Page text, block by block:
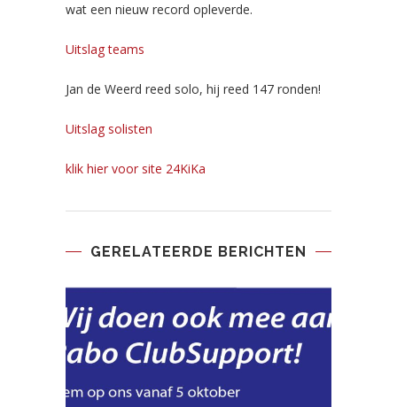
wat een nieuw record opleverde.
Uitslag teams
Jan de Weerd reed solo, hij reed 147 ronden!
Uitslag solisten
klik hier voor site 24KiKa
GERELATEERDE BERICHTEN